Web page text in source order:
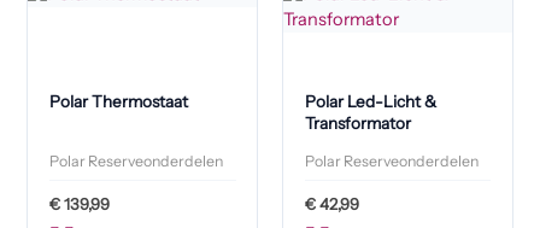
Polar Thermostaat
Polar Reserveonderdelen
€139,99
Polar Led-Licht &
Transformator
Polar Reserveonderdelen
€42,99